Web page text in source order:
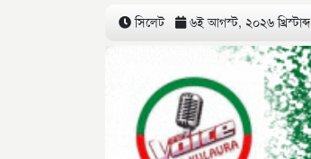
সিলেট ৬ই আগস্ট, ২০২৬ খ্রিস্টাব্দ